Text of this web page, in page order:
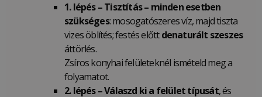
1. lépés – Tisztítás – minden esetben
szükséges: mosogatószeres víz, majd tiszta
vizes öblítés; festés előttdenaturált szeszes
áttörlés.
Zsíros konyhai felületeknél ismételd meg a
folyamatot.
2. lépés –Válaszd ki a felület típusát, és